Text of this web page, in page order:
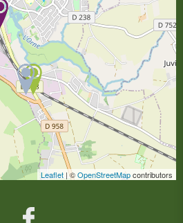
Leaflet | ©OpenStreetMapcontributors